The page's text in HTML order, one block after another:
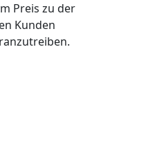
Preis zu der
Kunden